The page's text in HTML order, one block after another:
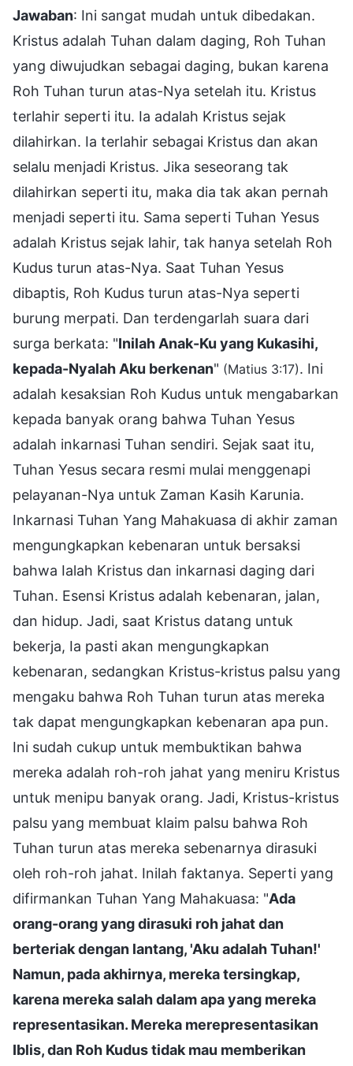
Jawaban: Ini sangat mudah untuk dibedakan.
Kristus adalah Tuhan dalam daging, Roh Tuhan
yang diwujudkan sebagai daging, bukan karena
Roh Tuhan turun atas-Nya setelah itu. Kristus
terlahir seperti itu. Ia adalah Kristus sejak
dilahirkan. Ia terlahir sebagai Kristus dan akan
selalu menjadi Kristus. Jika seseorang tak
dilahirkan seperti itu, maka dia tak akan pernah
menjadi seperti itu. Sama seperti Tuhan Yesus
adalah Kristus sejak lahir, tak hanya setelah Roh
Kudus turun atas-Nya. Saat Tuhan Yesus
dibaptis, Roh Kudus turun atas-Nya seperti
burung merpati. Dan terdengarlah suara dari
surga berkata: "Inilah Anak-Ku yang Kukasihi,
kepada-Nyalah Aku berkenan" (Matius 3:17). Ini
adalah kesaksian Roh Kudus untuk mengabarkan
kepada banyak orang bahwa Tuhan Yesus
adalah inkarnasi Tuhan sendiri. Sejak saat itu,
Tuhan Yesus secara resmi mulai menggenapi
pelayanan-Nya untuk Zaman Kasih Karunia.
Inkarnasi Tuhan Yang Mahakuasa di akhir zaman
mengungkapkan kebenaran untuk bersaksi
bahwa Ialah Kristus dan inkarnasi daging dari
Tuhan. Esensi Kristus adalah kebenaran, jalan,
dan hidup. Jadi, saat Kristus datang untuk
bekerja, Ia pasti akan mengungkapkan
kebenaran, sedangkan Kristus-kristus palsu yang
mengaku bahwa Roh Tuhan turun atas mereka
tak dapat mengungkapkan kebenaran apa pun.
Ini sudah cukup untuk membuktikan bahwa
mereka adalah roh-roh jahat yang meniru Kristus
untuk menipu banyak orang. Jadi, Kristus-kristus
palsu yang membuat klaim palsu bahwa Roh
Tuhan turun atas mereka sebenarnya dirasuki
oleh roh-roh jahat. Inilah faktanya. Seperti yang
difirmankan Tuhan Yang Mahakuasa: "Ada
orang-orang yang dirasuki roh jahat dan
berteriak dengan lantang, 'Aku adalah Tuhan!'
Namun, pada akhirnya, mereka tersingkap,
karena mereka salah dalam apa yang mereka
representasikan. Mereka merepresentasikan
Iblis, dan Roh Kudus tidak mau memberikan